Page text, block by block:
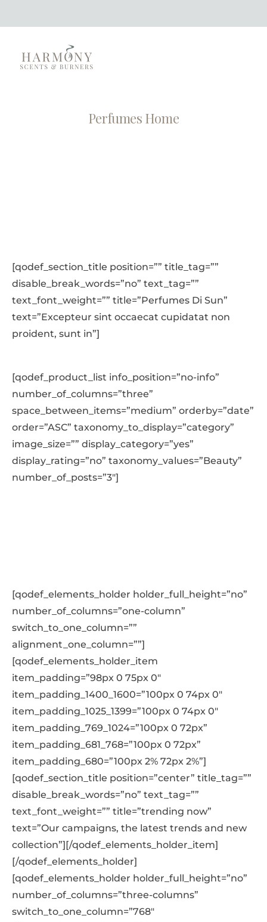
Perfumes Home
[qodef_section_title position=”” title_tag=””
disable_break_words=”no” text_tag=””
text_font_weight=”” title=”Perfumes Di Sun”
text=”Excepteur sint occaecat cupidatat non
proident, sunt in”]
[qodef_product_list info_position=”no-info”
number_of_columns=”three”
space_between_items=”medium” orderby=”date”
order=”ASC” taxonomy_to_display=”category”
image_size=”” display_category=”yes”
display_rating=”no” taxonomy_values=”Beauty”
number_of_posts=”3″]
[qodef_elements_holder holder_full_height=”no”
number_of_columns=”one-column”
switch_to_one_column=””
alignment_one_column=””]
[qodef_elements_holder_item
item_padding=”98px 0 75px 0″
item_padding_1400_1600=”100px 0 74px 0″
item_padding_1025_1399=”100px 0 74px 0″
item_padding_769_1024=”100px 0 72px”
item_padding_681_768=”100px 0 72px”
item_padding_680=”100px 2% 72px 2%”]
[qodef_section_title position=”center” title_tag=””
disable_break_words=”no” text_tag=””
text_font_weight=”” title=”trending now”
text=”Our campaigns, the latest trends and new
collection”][/qodef_elements_holder_item]
[/qodef_elements_holder]
[qodef_elements_holder holder_full_height=”no”
number_of_columns=”three-columns”
switch_to_one_column=”768″